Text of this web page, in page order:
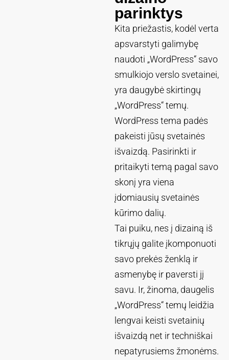
parinktys
Kita priežastis, kodėl verta
apsvarstyti galimybę
naudoti „WordPress“ savo
smulkiojo verslo svetainei,
yra daugybė skirtingų
„WordPress“ temų.
WordPress tema padės
pakeisti jūsų svetainės
išvaizdą. Pasirinkti ir
pritaikyti temą pagal savo
skonį yra viena
įdomiausių svetainės
kūrimo dalių.
Tai puiku, nes į dizainą iš
tikrųjų galite įkomponuoti
savo prekės ženklą ir
asmenybę ir paversti jį
savu. Ir, žinoma, daugelis
„WordPress“ temų leidžia
lengvai keisti svetainių
išvaizdą net ir techniškai
nepatyrusiems žmonėms.